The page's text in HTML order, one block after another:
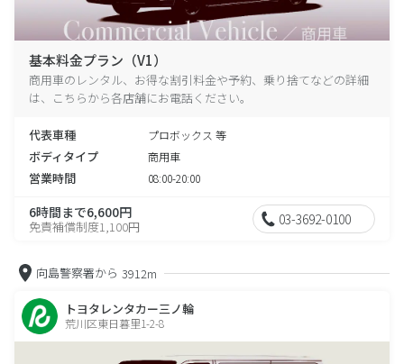
基本料金プラン（V1）
商用車のレンタル、お得な割引料金や予約、乗り捨てなどの詳細
は、こちらから各店舗にお電話ください。
代表車種 プロボックス 等
ボディタイプ 商用車
営業時間 08:00-20:00
6時間まで6,600円
免責補償制度1,100円 03-3692-0100
向島警察署から 3912m
トヨタレンタカー三ノ輪
荒川区東日暮里1-2-8